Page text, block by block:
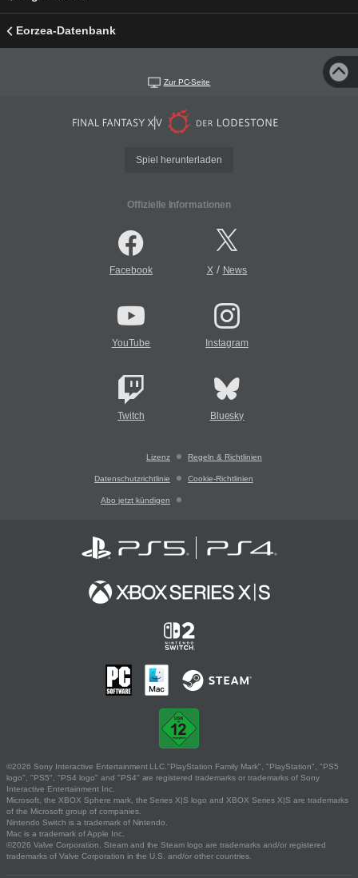
Eorzea-Datenbank
Zur PC-Seite
Spiel herunterladen
Offizielle Informationen
Facebook X/ News
YouTube Instagram
Twitch Bluesky
Lizenz Regeln & Richtlinien
Datenschutzrichtlinie Cookie-Richtlinien
Abo jetzt kündigen
©2026 Sony Interactive Entertainment LLC."PlayStation Family Mark", "PlayStation", "PS5
logo", "PS5", "PS4 logo" and "PS4" are registered trademarks or trademarks of Sony
Interactive Entertainment Inc.
Microsoft, the XBOX Sphere mark, the Series X|S logo and XBOX Series X|S are trademarks
of the Microsoft group of companies.
Nintendo Switch is a trademark of Nintendo.
Mac is a trademark of Apple Inc.
©2026 Valve Corporation. Steam and the Steam logo are trademarks and/or registered
trademarks of Valve Corporation in the U.S. and/or other countries.